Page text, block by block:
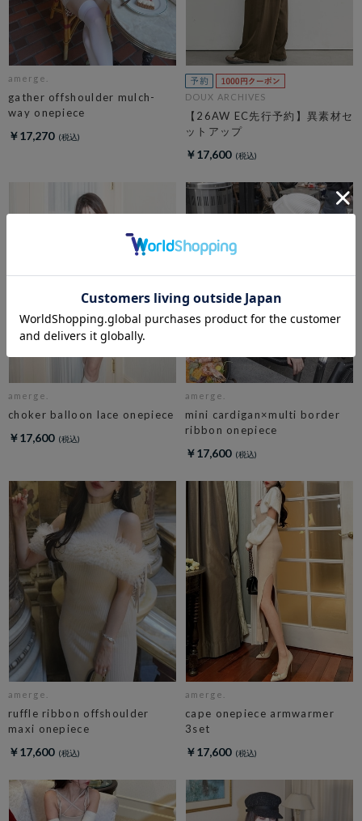
amerge.
gather offshoulder mulch-
way onepiece
￥17,270
DOUX ARCHIVES
【26AW EC先行予約】異素材セ
ットアップ
￥17,600
amerge.
choker balloon lace onepiece
￥17,600
amerge.
mini cardigan×multi border
ribbon onepiece
￥17,600
amerge.
ruffle ribbon offshoulder
maxi onepiece
￥17,600
amerge.
cape onepiece armwarmer
3set
￥17,600